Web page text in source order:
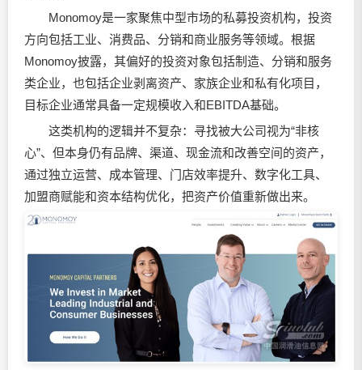
Monomoy是一家聚焦中型市场的私募投资机构，投资
方向包括工业、消费品、分销和商业服务等领域。根据
Monomoy披露，其偏好的投资对象包括制造、分销和服务
类企业，也包括企业剥离资产、家族企业和私有化项目，
目标企业通常具备一定规模收入和EBITDA基础。
这类机构的逻辑并不复杂：寻找被大公司视为“非核
心”、但本身仍有品牌、渠道、现金流和改善空间的资产，
通过独立运营、成本管理、门店效率提升、数字化工具、
加盟商赋能和资本结构优化，把资产价值重新做出来。